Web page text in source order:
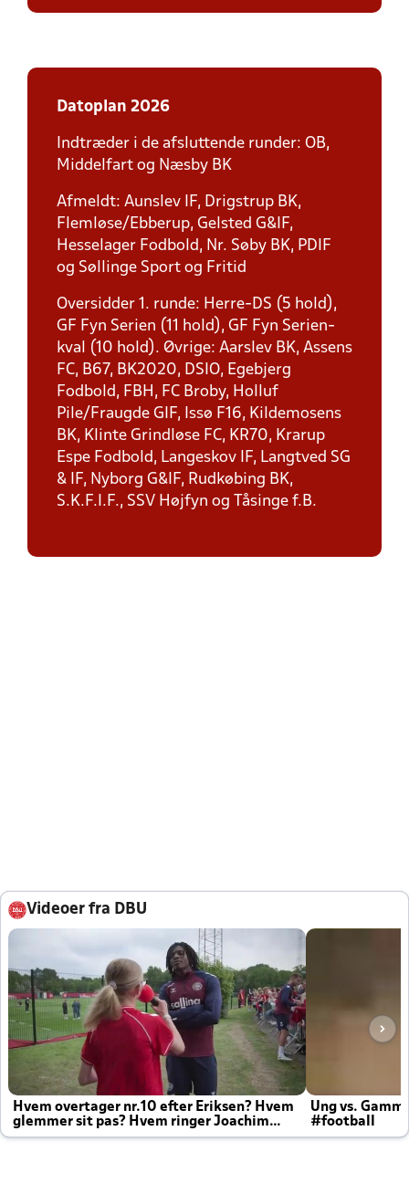
Datoplan 2026
Indtræder i de afsluttende runder: OB,
Middelfart og Næsby BK
Afmeldt: Aunslev IF, Drigstrup BK,
Flemløse/Ebberup, Gelsted G&IF,
Hesselager Fodbold, Nr. Søby BK, PDIF
og Søllinge Sport og Fritid
Oversidder 1. runde: Herre-DS (5 hold),
GF Fyn Serien (11 hold), GF Fyn Serien-
kval (10 hold). Øvrige: Aarslev BK, Assens
FC, B67, BK2020, DSIO, Egebjerg
Fodbold, FBH, FC Broby, Holluf
Pile/Fraugde GIF, Issø F16, Kildemosens
BK, Klinte Grindløse FC, KR70, Krarup
Espe Fodbold, Langeskov IF, Langtved SG
& IF, Nyborg G&IF, Rudkøbing BK,
S.K.F.I.F., SSV Højfyn og Tåsinge f.B.
Videoer fra DBU
Hvem overtager nr.10 efter Eriksen? Hvem
glemmer sit pas? Hvem ringer Joachim
altid til efter kampe?
Ung vs.
#football